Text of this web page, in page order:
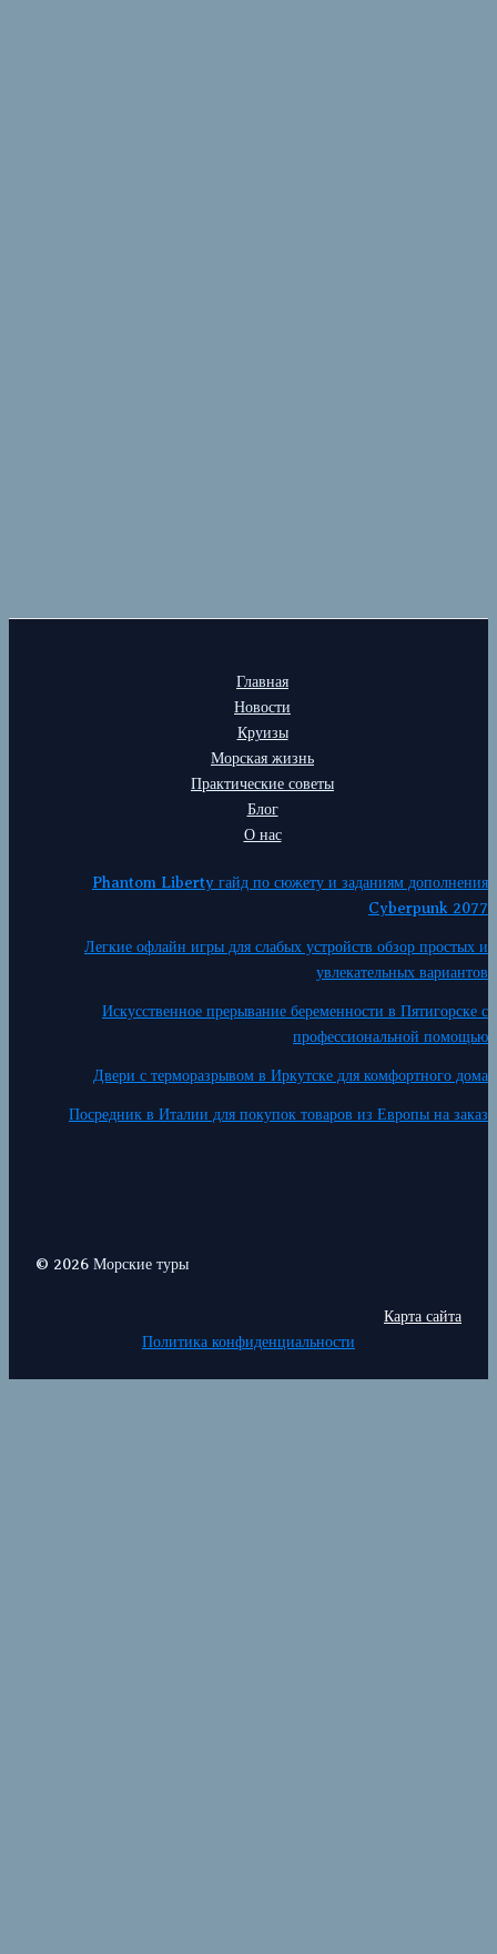
Главная
Новости
Круизы
Морская жизнь
Практические советы
Блог
О нас
Phantom Liberty гайд по сюжету и заданиям дополнения
Cyberpunk 2077
Легкие офлайн игры для слабых устройств обзор простых и
увлекательных вариантов
Искусственное прерывание беременности в Пятигорске с
профессиональной помощью
Двери с терморазрывом в Иркутске для комфортного дома
Посредник в Италии для покупок товаров из Европы на заказ
© 2026 Морские туры
Карта сайта
Политика конфиденциальности